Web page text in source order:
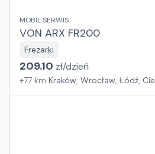
MOBIL SERWIS
VON ARX FR200
Frezarki
209.10 zł/dzień
+77 km Kraków, Wrocław, Łódź,